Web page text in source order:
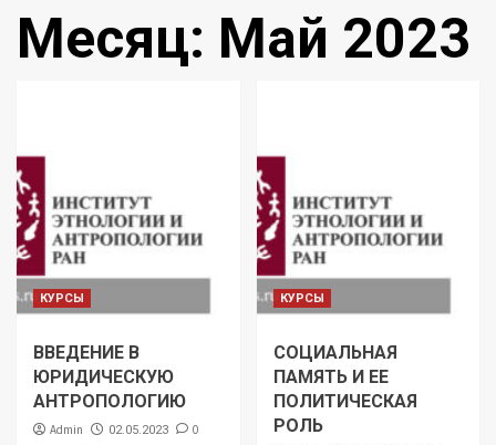
Месяц: Май 2023
КУРСЫ
ВВЕДЕНИЕ В
ЮРИДИЧЕСКУЮ
АНТРОПОЛОГИЮ
Admin 02.05.2023 0
КУРСЫ
СОЦИАЛЬНАЯ
ПАМЯТЬ И ЕЕ
ПОЛИТИЧЕСКАЯ
РОЛЬ